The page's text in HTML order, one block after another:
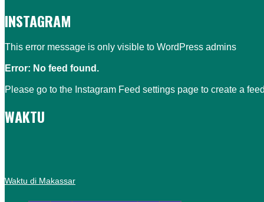
INSTAGRAM
This error message is only visible to WordPress admins
Error: No feed found.
Please go to the Instagram Feed settings page to create a
WAKTU
Waktu di Makassar